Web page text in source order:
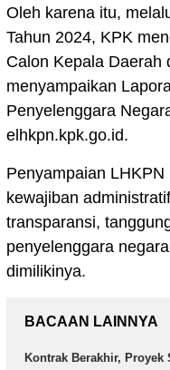
Oleh karena itu,
Tahun 2024, KPK
Calon Kepala Daerah
menyampaikan
Penyelenggara
elhkpn.kpk.go.id.
Penyampaian
kewajiban
transparansi,
penyelenggara
dimilikinya.
BACAAN LAINNYA
Kontrak Berakhir, Proyek